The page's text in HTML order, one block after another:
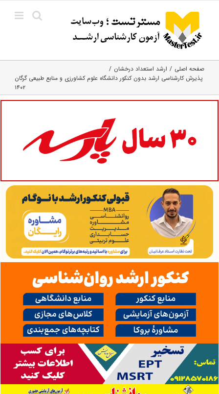
content
صفحه اصلی
ارشد استعداد درخشان
پذیرش کارشناسی ارشد بدون کنکور دانشگاه علوم کشاورزی و منابع طبیعی گرگان
۱۴۰۲